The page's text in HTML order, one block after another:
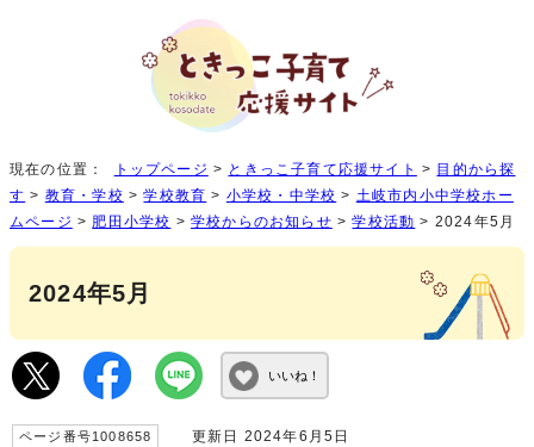
現在の位置： トップページ > ときっこ子育て応援サイト > 目的から探
す > 教育・学校 >学校教育 > 小学校・中学校 > 土岐市内小中学校ホー
ムページ > 肥田小学校 >学校からのお知らせ >学校活動 > 2024年5月
2024年5月
いいね！
ページ番号1008658 更新日 2024年6月5日